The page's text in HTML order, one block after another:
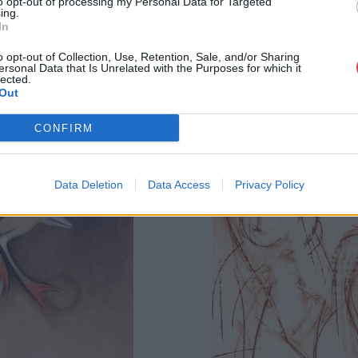
opt-out of Collection, Use, Retention, Sale, and/or Sharing
Data that Is Unrelated with the Purposes for which it
CONFIRM
Data Deletion Data Access Privacy Policy